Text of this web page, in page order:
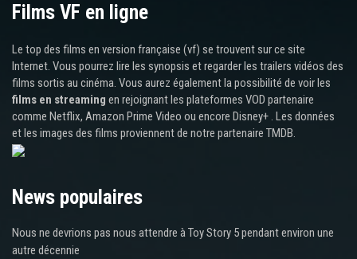
Films VF en ligne
Le top des films en version française (vf) se trouvent sur ce site
Internet. Vous pourrez lire les synopsis et regarder les trailers vidéos des
films sortis au cinéma. Vous aurez également la possibilité de voir les
films en streaming en rejoignant les plateformes VOD partenaire
comme Netflix, Amazon Prime Video ou encore Disney+ . Les données
et les images des films proviennent de notre partenaire TMDB.
News populaires
Nous ne devrions pas nous attendre à Toy Story 5 pendant environ une
autre décennie